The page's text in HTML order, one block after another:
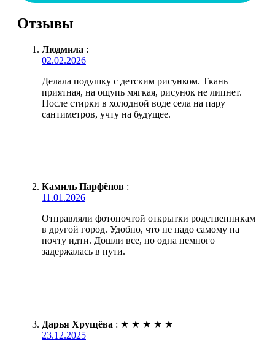
Отзывы
Людмила :
02.02.2026
Делала подушку с детским рисунком. Ткань
приятная, на ощупь мягкая, рисунок не липнет.
После стирки в холодной воде села на пару
сантиметров, учту на будущее.
Камиль Парфёнов :
11.01.2026
Отправляли фотопочтой открытки родственникам
в другой город. Удобно, что не надо самому на
почту идти. Дошли все, но одна немного
задержалась в пути.
Дарья Хрущёва : ★ ★ ★ ★ ★
23.12.2025